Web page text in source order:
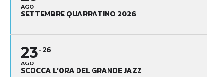
AGO
SETTEMBRE QUARRATINO 2026
23
AGO
26
SCOCCA L’ORA DEL GRANDE JAZZ